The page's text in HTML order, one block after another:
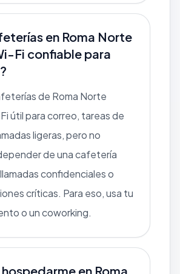
en Roma Norte
Fi confiable para
de Roma Norte
útil para correo, tareas de
ligeras, pero no
de una cafetería
confidenciales o
críticas. Para eso, usa tu
o un coworking.
en Roma